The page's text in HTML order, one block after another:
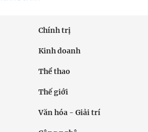
Chính trị
Kinh doanh
Thể thao
Thế giới
Văn hóa - Giải trí